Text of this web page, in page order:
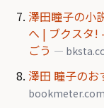
澤田瞳子の小
へ | ブクスタ!
ごう —
澤田 瞳子のお
bookmeter.com